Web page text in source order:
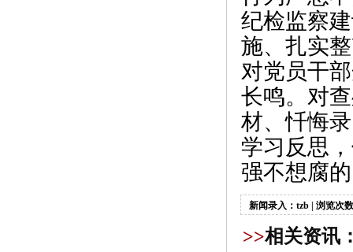
纪检监察
施、扎实
对党员干
长鸣。对
材、忏悔
学习反思
强不想腐
新闻录入：tzb | 浏览次
>>相关资讯